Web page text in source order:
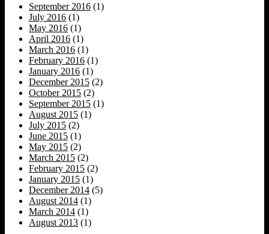
September 2016 (1)
July 2016 (1)
May 2016 (1)
April 2016 (1)
March 2016 (1)
February 2016 (1)
January 2016 (1)
December 2015 (2)
October 2015 (2)
September 2015 (1)
August 2015 (1)
July 2015 (2)
June 2015 (1)
May 2015 (2)
March 2015 (2)
February 2015 (2)
January 2015 (1)
December 2014 (5)
August 2014 (1)
March 2014 (1)
August 2013 (1)